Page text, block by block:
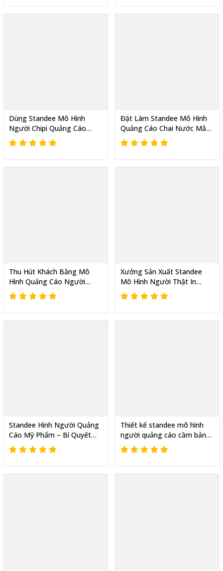
Dùng Standee Mô Hình
Người Chipi Quảng Cáo
Dựng Trước Cửa Hàng Dễ
Thương Và Thu Hút
Đặt Làm Standee Mô Hình
Quảng Cáo Chai Nước Mắm
Khổng Lồ Tại TPHCM
Thu Hút Khách Bằng Mô
Hình Quảng Cáo Người
Ngoài Trời Cho Cửa Hàng
Điện Thoại
Xưởng Sản Xuất Standee
Mô Hình Người Thật In
Theo Mẫu, Giá Rẻ, Uy Tín
Standee Hình Người Quảng
Cáo Mỹ Phẩm – Bí Quyết
Tăng Nhận Diện Thương
Hiệu Tức Thì
Thiết kế standee mô hình
người quảng cáo cầm bảng
chỉ dẫn